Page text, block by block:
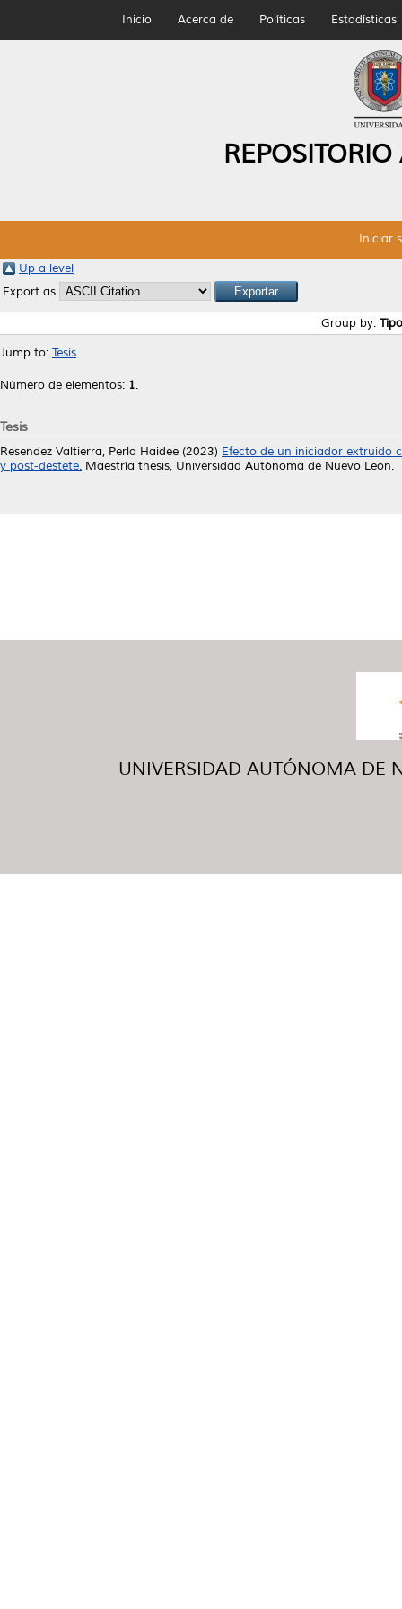
Inicio Acerca de Políticas Estadísticas
Iniciar
Up a level
Export as
Group by:
Jump to: Tesis
Número de elementos: 1.
Tesis
Resendez Valtierra, Perla Haidee (2023) Efecto de un iniciador extruido
y post-destete. Maestría thesis, Universidad Autónoma de Nuevo León.
UNIVERSIDAD AUTÓNOMA DE